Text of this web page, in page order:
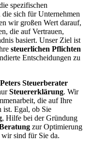
spezifischen
sich für Unternehmen
wir großen Wert darauf,
die auf Vertrauen,
basiert. Unser Ziel ist
steuerlichen Pflichten
Entscheidungen zu
Steuerberater
Steuererklärung. Wir
die auf Ihre
ist. Egal, ob Sie
, Hilfe bei der Gründung
zur Optimierung
sind für Sie da.